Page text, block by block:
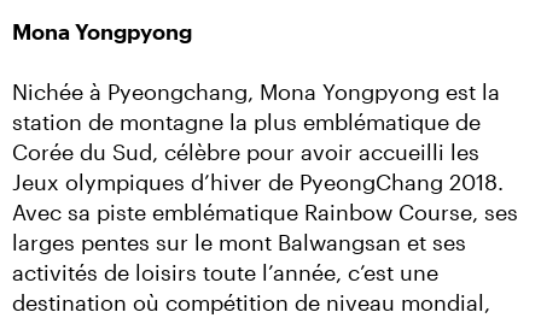
Mona Yongpyong
Nichée à Pyeongchang, Mona Yongpyong est la
station de montagne la plus emblématique de
Corée du Sud, célèbre pour avoir accueilli les
Jeux olympiques d’hiver de PyeongChang 2018.
Avec sa piste emblématique Rainbow Course, ses
larges pentes sur le mont Balwangsan et ses
activités de loisirs toute l’année, c’est une
destination où compétition de niveau mondial,